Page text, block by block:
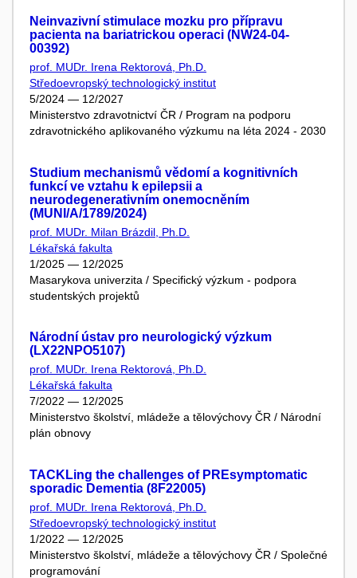
Neinvazivní stimulace mozku pro přípravu
pacienta na bariatrickou operaci (NW24-04-
00392)
prof. MUDr. Irena Rektorová, Ph.D.
Středoevropský technologický institut
5/2024 — 12/2027
Ministerstvo zdravotnictví ČR / Program na podporu
zdravotnického aplikovaného výzkumu na léta 2024 - 2030
Studium mechanismů vědomí a kognitivních
funkcí ve vztahu k epilepsii a
neurodegenerativním onemocněním
(MUNI/A/1789/2024)
prof. MUDr. Milan Brázdil, Ph.D.
Lékařská fakulta
1/2025 — 12/2025
Masarykova univerzita / Specifický výzkum - podpora
studentských projektů
Národní ústav pro neurologický výzkum
(LX22NPO5107)
prof. MUDr. Irena Rektorová, Ph.D.
Lékařská fakulta
7/2022 — 12/2025
Ministerstvo školství, mládeže a tělovýchovy ČR / Národní
plán obnovy
TACKLing the challenges of PREsymptomatic
sporadic Dementia (8F22005)
prof. MUDr. Irena Rektorová, Ph.D.
Středoevropský technologický institut
1/2022 — 12/2025
Ministerstvo školství, mládeže a tělovýchovy ČR / Společné
programování